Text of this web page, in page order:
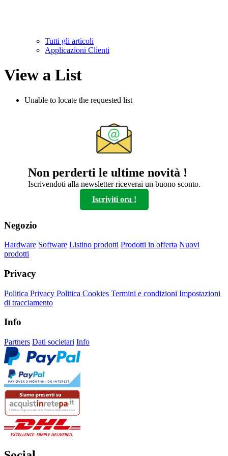
Tutti gli articoli
Applicazioni Clienti
View a List
Unable to locate the requested list
Non perderti le ultime novità !
Iscrivendoti alla newsletter riceverai un buono sconto.
Iscriviti ora !
Negozio
Hardware Software Listino prodotti Prodotti in offerta Nuovi
prodotti
Privacy
Politica Privacy Politica Cookies Termini e condizioni Impostazioni
di tracciamento
Info
Partners Dati societari Info